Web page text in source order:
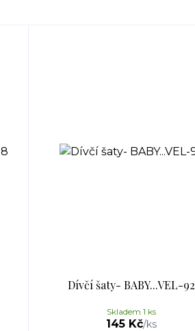
Dívčí šaty- BABY...VEL-92
145 Kč/ks
Skladem 1 ks